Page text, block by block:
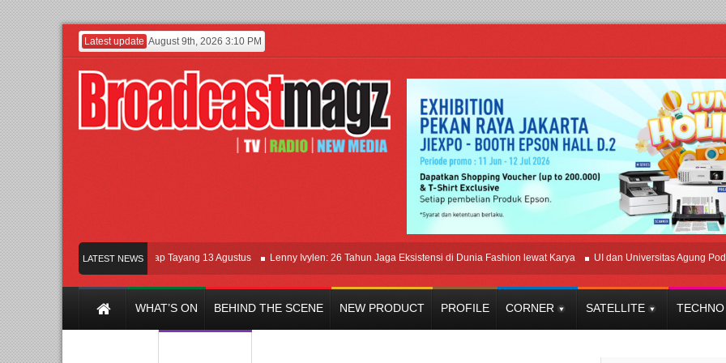
Latest update August 9th, 2026 3:10 PM
LATEST NEWS
Film KETOK MEJIK Siap Tayang 13 Agustus Lenny Ivylen: 26 Tahun Jaga Eksistensi di Dunia Fashion lewat Karya UI dan Universitas Agung
WHAT’S ON BEHIND THE SCENE NEW PRODUCT PROFILE CORNER SATELLITE TECHNO